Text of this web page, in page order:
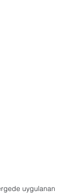
uygulanan